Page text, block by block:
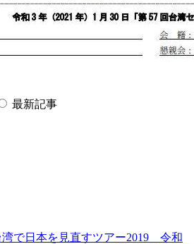
最新記事
湾で日本を見直すツアー2019 令和